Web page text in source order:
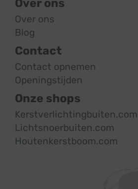
Over ons
Over ons
Blog
Contact
Contact opnemen
Openingstijden
Onze shops
Kerstverlichtingbuiten.com
Lichtsnoerbuiten.com
Houtenkerstboom.com